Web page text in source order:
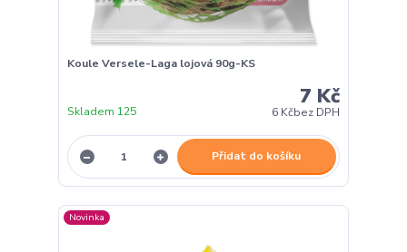
Koule Versele-Laga lojová 90g-KS
7 Kč
6 Kčbez DPH
Skladem 125
Přidat do košíku
Novinka